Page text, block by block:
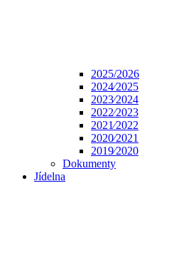
2025/2026
2024⁄2025
2023⁄2024
2022⁄2023
2021⁄2022
2020⁄2021
2019⁄2020
Dokumenty
Jídelna